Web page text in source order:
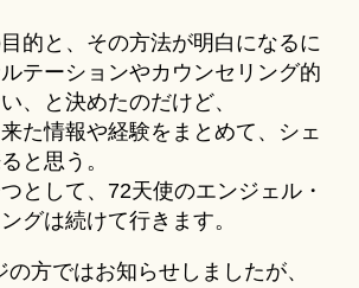
的と、その方法が明白になるに
テーションやカウンセリング的
、と決めたのだけど、
た情報や経験をまとめて、シェ
と思う。
として、72天使のエンジェル・
グは続けて行きます。
方ではお知らせしましたが、